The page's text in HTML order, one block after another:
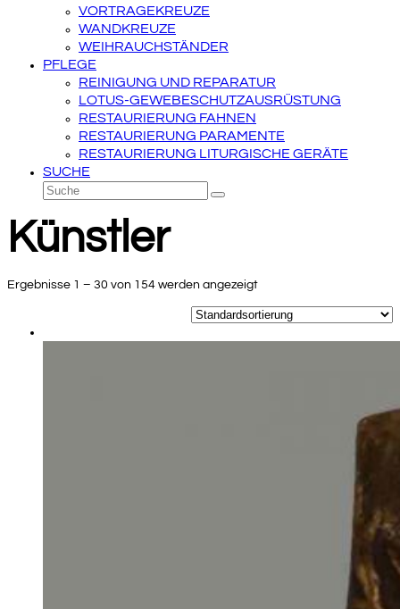
VORTRAGEKREUZE
WANDKREUZE
WEIHRAUCHSTÄNDER
PFLEGE
REINIGUNG UND REPARATUR
LOTUS-GEWEBESCHUTZAUSRÜSTUNG
RESTAURIERUNG FAHNEN
RESTAURIERUNG PARAMENTE
RESTAURIERUNG LITURGISCHE GERÄTE
SUCHE
Suche
Senden
Künstler
Ergebnisse 1 – 30 von 154 werden angezeigt